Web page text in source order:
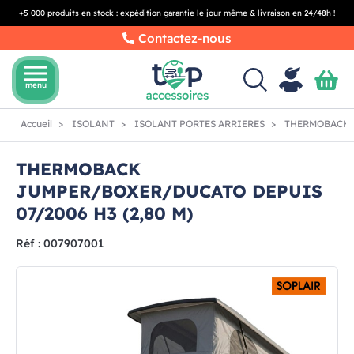
+5 000 produits en stock : expédition garantie le jour même & livraison en 24/48h !
Contactez-nous
menu
menu
Accueil ISOLANT ISOLANT PORTES ARRIERES
THERMOBACK
JUMPER/BOXER/DUCATO DEPUIS
07/2006 H3 (2,80 M)
Réf : 007907001